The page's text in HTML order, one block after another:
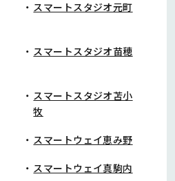
スマートスタジオ元町
スマートスタジオ苗穂
スマートスタジオ苫小
牧
スマートウェイ恵み野
スマートウェイ真駒内